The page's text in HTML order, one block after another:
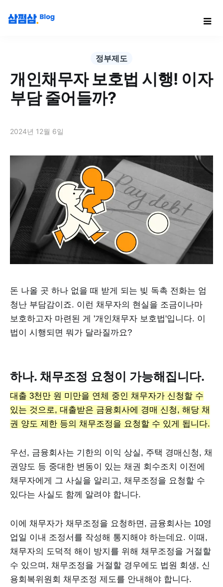
정부제도
개인채무자 보호법 시행! 이자
부담 줄어들까?
2024년 12월 6일
돈 나올 곳 하나 없을 때 받게 되는 빚 독촉 전화는 엄
청난 부담감이죠. 이런 채무자의 현실을 조금이나마
보호하고자 마련된 게 '개인채무자 보호법'입니다. 이
법이 시행되면 뭐가 달라질까요?
하나. 채무조정 요청이 가능해집니다.
대출 3천만 원 미만을 연체 중인 채무자가 신청할 수
있는 것으로, 대출받은 금융회사에 경매 신청, 해당 채
권 양도 제한 등의 채무조정을 요청할 수 있게 됩니다.
우선, 금융회사는 기한의 이익 상실, 주택 경매신청, 채
권양도 등 중대한 변동이 있는 채권 회수조치 이전에
채무자에게 그 사실을 알리고, 채무조정을 요청할 수
있다는 사실도 함께 알려야 합니다.
이에 채무자가 채무조정을 요청하면, 금융회사는 10영
업일 이내 조정서를 작성해 통지해야 하는데요. 이때,
채무자의 도덕적 해이 방지를 위해 채무조정을 거절할
수 있으며, 채무조정을 거절할 경우에도 법원 회생, 신
용회복위원회 채무조정 제도를 안내해야 합니다.